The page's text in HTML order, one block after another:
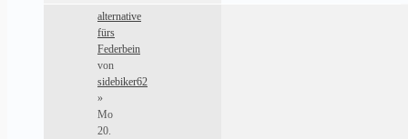
alternative
fürs
Federbein
von
sidebiker62
»
Mo
20.